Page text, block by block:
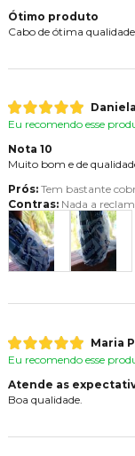
Ótimo produto
Cabo de ótima qualidade
Eu recomendo esse
Nota 10
Muito bom e de
Prós: Tem bastante
Contras: Nada a
Maria
Eu recomendo esse
Atende as
Boa qualidade.